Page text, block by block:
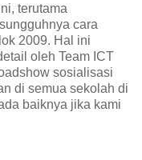
terutama
cara
2009. Hal ini
oleh Team ICT
sosialisasi
di semua sekolah di
baiknya jika kami